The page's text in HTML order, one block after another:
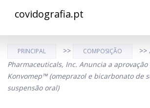
covidografia.pt
PRINCIPAL >> COMPOSIÇÃO >>
Pharmaceuticals, Inc. Anuncia a aprovação
Konvomep™ (omeprazol e bicarbonato de
suspensão oral)